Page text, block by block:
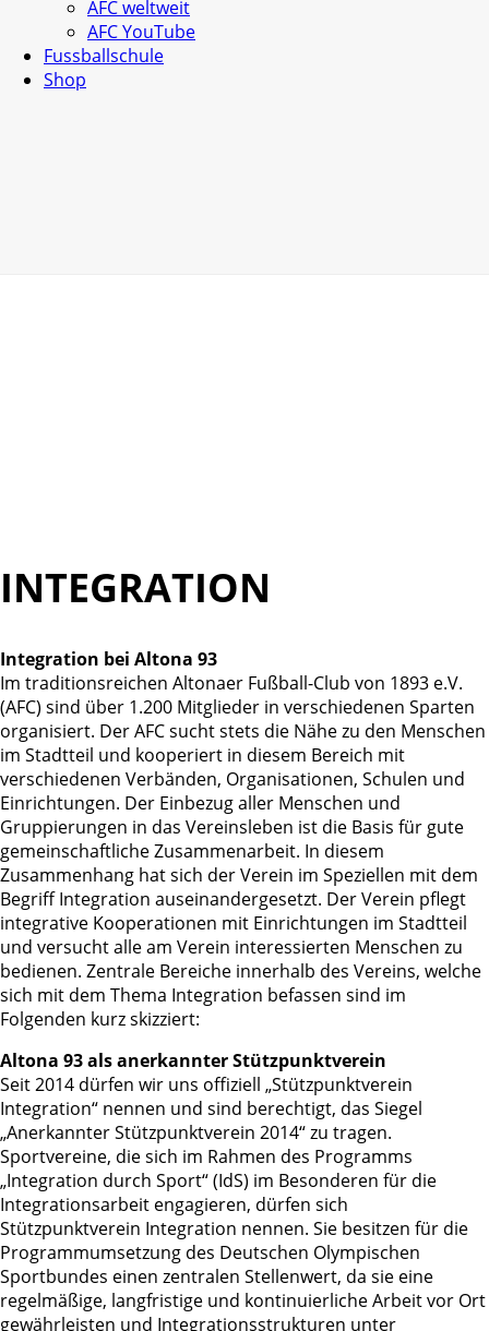
AFC weltweit
AFC YouTube
Fussballschule
Shop
INTEGRATION
Integration bei Altona 93
Im traditionsreichen Altonaer Fußball-Club von 1893 e.V.
(AFC) sind über 1.200 Mitglieder in verschiedenen Sparten
organisiert. Der AFC sucht stets die Nähe zu den Menschen
im Stadtteil und kooperiert in diesem Bereich mit
verschiedenen Verbänden, Organisationen, Schulen und
Einrichtungen. Der Einbezug aller Menschen und
Gruppierungen in das Vereinsleben ist die Basis für gute
gemeinschaftliche Zusammenarbeit. In diesem
Zusammenhang hat sich der Verein im Speziellen mit dem
Begriff Integration auseinandergesetzt. Der Verein pflegt
integrative Kooperationen mit Einrichtungen im Stadtteil
und versucht alle am Verein interessierten Menschen zu
bedienen. Zentrale Bereiche innerhalb des Vereins, welche
sich mit dem Thema Integration befassen sind im
Folgenden kurz skizziert:
Altona 93 als anerkannter Stützpunktverein
Seit 2014 dürfen wir uns offiziell „Stützpunktverein
Integration“ nennen und sind berechtigt, das Siegel
„Anerkannter Stützpunktverein 2014“ zu tragen.
Sportvereine, die sich im Rahmen des Programms
„Integration durch Sport“ (IdS) im Besonderen für die
Integrationsarbeit engagieren, dürfen sich
Stützpunktverein Integration nennen. Sie besitzen für die
Programmumsetzung des Deutschen Olympischen
Sportbundes einen zentralen Stellenwert, da sie eine
regelmäßige, langfristige und kontinuierliche Arbeit vor Ort
gewährleisten und Integrationsstrukturen unter